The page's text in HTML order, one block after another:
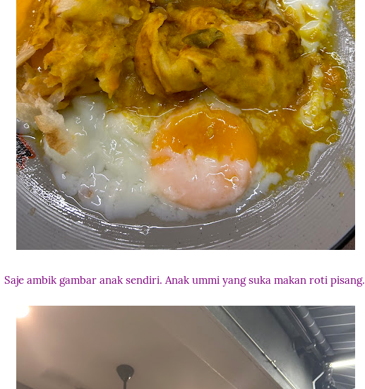
Saje ambik gambar anak sendiri. Anak ummi yang suka makan roti pisang.